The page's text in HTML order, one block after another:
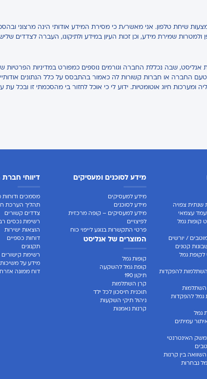
שיחת טלפון. אני מאשר/ת כי מסירת המידע אודותי הינה מרצוני
ולמטרות שמירת מידע, וכן זכות העיון במידע ולתיקונו, העברה לצדדים
אנליסט, שבה נכללת החברה וגורמים נוספים כמפורט במדיניות הפרטיות
מטעם החברה או חברות קשורות לה כאמור בהתבסס על כלל הנתונים
ומערכות חיוג אוטומטיות. ידוע לי כי אוכל לחזור בי מהסכמתי זו ובכל עת
שנתית צפויה
עצמאי
קופות גמל
/ יורשים
קטנים
גמל
להפקדות
השתלמות
גמל להפקדות
גמל
עמיתים
האינטרנטי
בין קרנות
נבחרות
מידע לסוכנים ומעסיקים
מידע למעסיקים
מידע לסוכנים
מידע למעסיקים – קופה מרכזית
לפיצויים
פרטי התקשרות בנוגע לייפוי כוח
המוצרים של אנליסט
קופות גמל
קופת גמל להשקעה
תיקון 190
קרן השתלמות
תוכנית חיסכון לכל ילד
ניהול תיקי השקעות
קרנות נאמנות
דיווחי
מסמכים ודוחות
תהליך הערכת
צדדים קשורים
רשימת נכסים
הוצאות ישירות
דוחות כספיים
תקנונים
רשימת קישורים
מידע על
דוח ממונה